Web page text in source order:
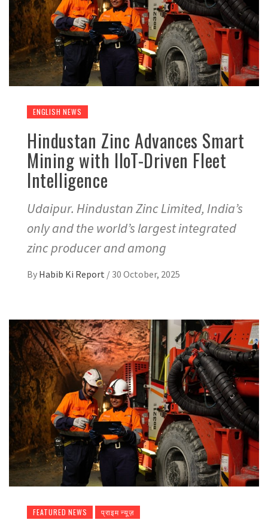
ENGLISH NEWS
Hindustan Zinc Advances Smart
Mining with IIoT-Driven Fleet
Intelligence
Udaipur. Hindustan Zinc Limited, India’s
only and the world’s largest integrated
zinc producer and among
By Habib Ki Report / 30 October, 2025
FEATURED NEWS प्राइम न्यूज़